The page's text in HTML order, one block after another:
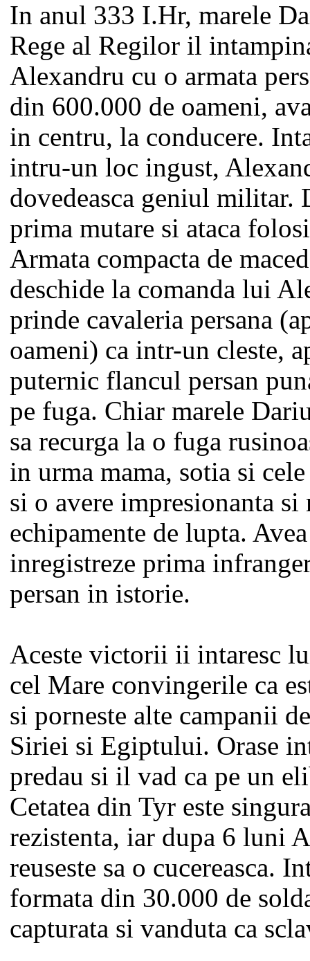
In anul 333 I.Hr, marele
Rege al Regilor il
Alexandru cu o armata
din 600.000 de oameni,
in centru, la conducere.
intru-un loc ingust,
dovedeasca geniul militar.
prima mutare si ataca
Armata compacta de
deschide la comanda lui
prinde cavaleria persana
oameni) ca intr-un cleste,
puternic flancul persan
pe fuga. Chiar marele
sa recurga la o fuga
in urma mama, sotia si
si o avere impresionanta si
echipamente de lupta. Avea
inregistreze prima
persan in istorie.
Aceste victorii ii intaresc
cel Mare convingerile ca
si porneste alte campanii
Siriei si Egiptului. Orase
predau si il vad ca pe un
Cetatea din Tyr este
rezistenta, iar dupa 6 luni
reuseste sa o cucereasca.
formata din 30.000 de
capturata si vanduta ca